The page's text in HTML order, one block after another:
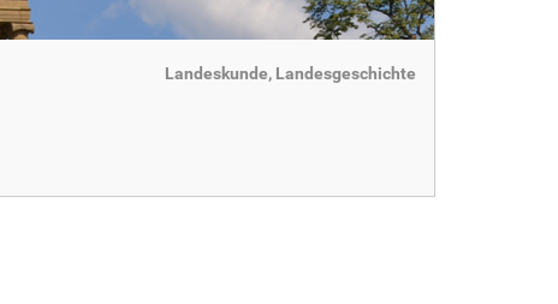
Landeskunde, Landesgeschichte